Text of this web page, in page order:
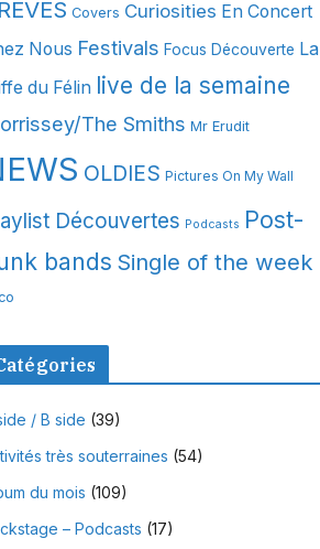
Covers Curiosities En Concert
Nous Festivals Focus Découverte La
du Félin live de la semaine
The Smiths Mr Erudit
OLDIES Pictures On My Wall
Découvertes Podcasts Post-
bands Single of the week
/ B side (39)
très souterraines (54)
du mois (109)
– Podcasts (17)